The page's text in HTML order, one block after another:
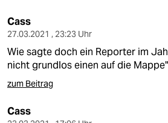
Cass
27.03.2021 , 23:23 Uhr
Wie sagte doch ein Reporter im
nicht grundlos einen auf die Mappe"
zum Beitrag
Cass